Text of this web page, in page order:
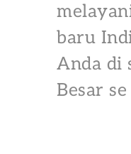
baru
Anda di
Besar